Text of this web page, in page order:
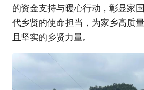
的资金支持与暖心行动，彰显家
代乡贤的使命担当，为家乡高质
且坚实的乡贤力量。